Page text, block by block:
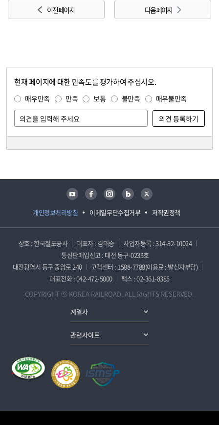
이전 페이지 다음 페이지
현재 페이지에 대한 만족도를 평가하여 주십시오.
매우만족 만족 보통 불만족 매우불만족
개인정보처리방침 이메일무단수집거부 저작권정책
유튜브 페이스북 인스타그램 블로그 트위터
상호 : 한국철도공사 대표자 : 김태승
사업자등록 : 314-82-10024
통신판매업신고 : 대전 동구-0233호
대전광역시 동구 중앙로 240
고객센터 : 1588-7788(이용료 : 발신자부담)
대표전화 : 042-472-5000
팩스 : 02-361-8385
COPYRIGHT ⓒ KOREA RAILROAD. ALL RIGHTS RESERVED.
계열사
관련사이트